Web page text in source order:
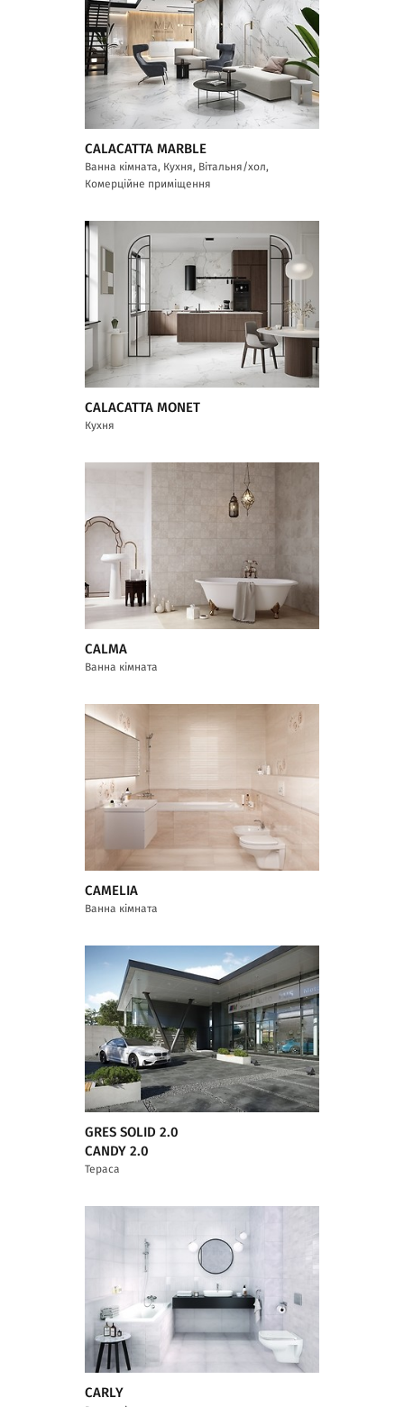
CALACATTA MARBLE
Ванна кімната, Кухня, Вітальня/хол,
Комерційне приміщення
CALACATTA MONET
Кухня
CALMA
Ванна кімната
CAMELIA
Ванна кімната
GRES SOLID 2.0
CANDY 2.0
Тераса
CARLY